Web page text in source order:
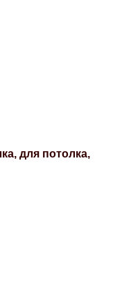
для потолка,